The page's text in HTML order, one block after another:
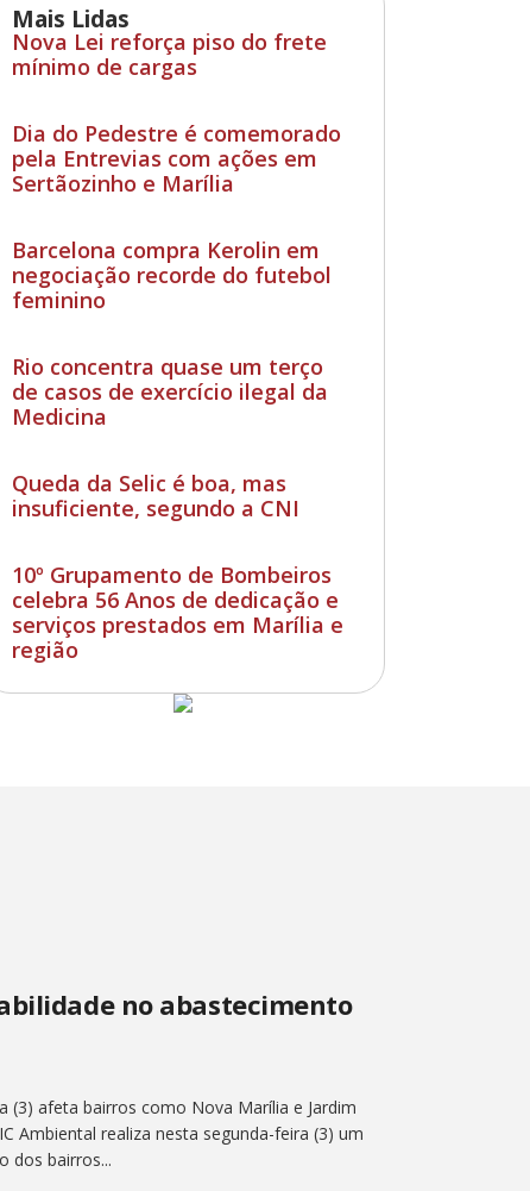
Mais Lidas
Nova Lei reforça piso do frete
mínimo de cargas
Dia do Pedestre é comemorado
pela Entrevias com ações em
Sertãozinho e Marília
Barcelona compra Kerolin em
negociação recorde do futebol
feminino
Rio concentra quase um terço
de casos de exercício ilegal da
Medicina
Queda da Selic é boa, mas
insuficiente, segundo a CNI
10º Grupamento de Bombeiros
celebra 56 Anos de dedicação e
serviços prestados em Marília e
região
no abastecimento
(3) afeta bairros como Nova Marília e Jardim
Ambiental realiza nesta segunda-feira (3) um
dos bairros...